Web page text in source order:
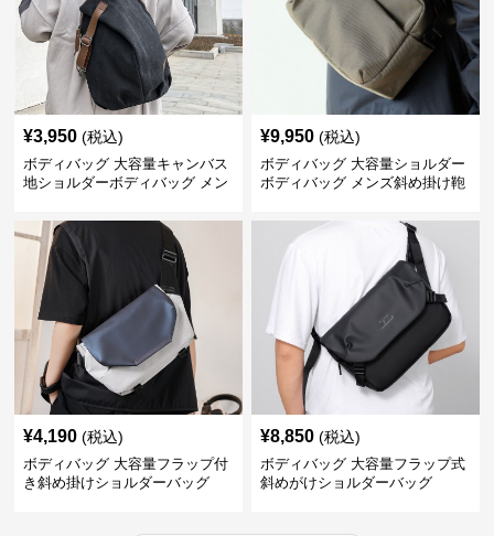
¥3,950 (税込)
ボディバッグ 大容量キャンバス
地ショルダーボディバッグ メン
¥9,950 (税込)
ボディバッグ 大容量ショルダー
ボディバッグ メンズ斜め掛け鞄
¥4,190 (税込)
ボディバッグ 大容量フラップ付
き斜め掛けショルダーバッグ
¥8,850 (税込)
ボディバッグ 大容量フラップ式
斜めがけショルダーバッグ